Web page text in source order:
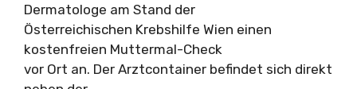
Dermatologe am Stand der
Österreichischen Krebshilfe Wien einen
kostenfreien Muttermal-Check
vor Ort an. Der Arztcontainer befindet sich direkt